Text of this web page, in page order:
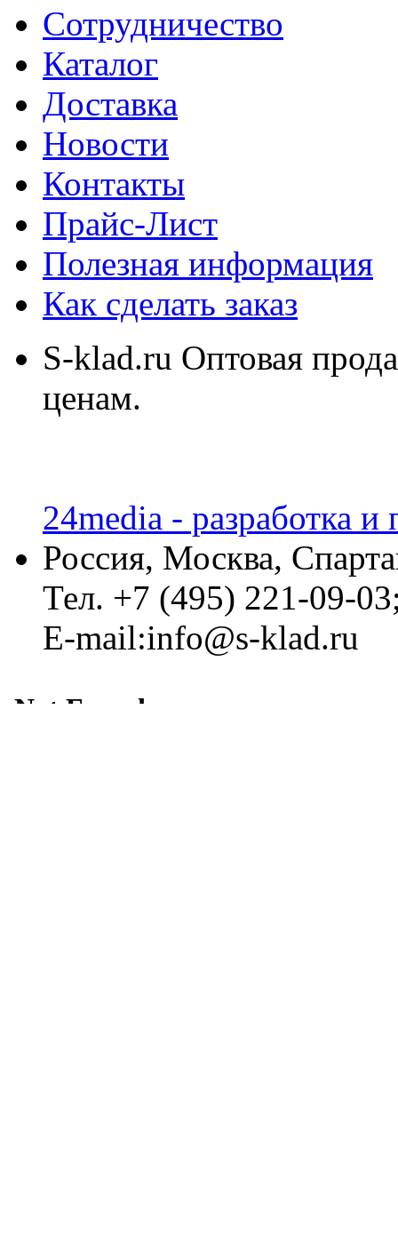
Сотрудничество
Каталог
Доставка
Новости
Контакты
Прайс-Лист
Полезная информация
Как сделать заказ
S-klad.ru Оптовая
ценам.
24media - разработка
Россия, Москва,
Тел. +7 (495) 221-09-
E-mail:info@s-klad.ru